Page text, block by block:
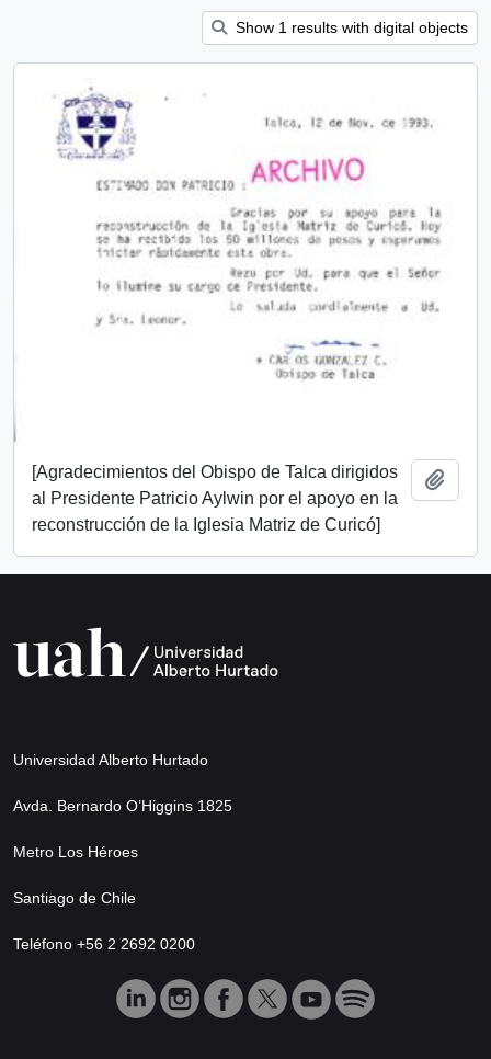
Show 1 results with digital objects
[Agradecimientos del Obispo de Talca dirigidos
al Presidente Patricio Aylwin por el apoyo en la
reconstrucción de la Iglesia Matriz de Curicó]
Universidad Alberto Hurtado
Avda. Bernardo O’Higgins 1825
Metro Los Héroes
Santiago de Chile
Teléfono +56 2 2692 0200